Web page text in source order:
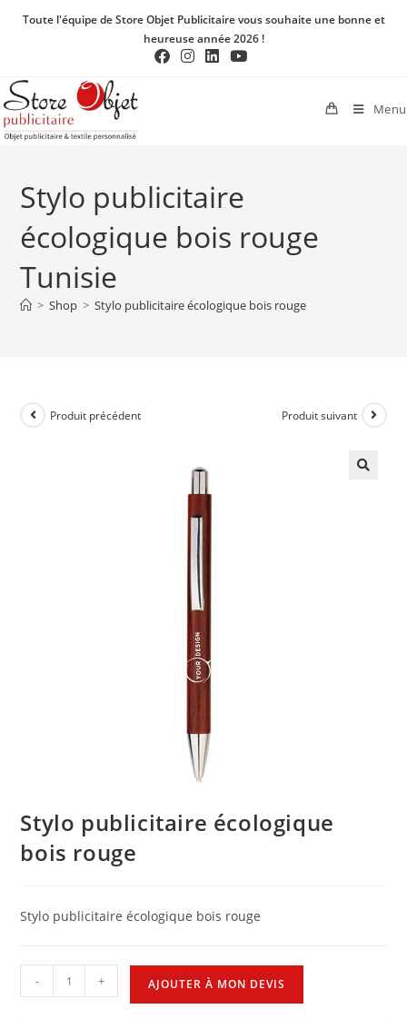
Toute l'équipe de Store Objet Publicitaire vous souhaite une bonne et
heureuse année 2026 !
Menu
Stylo publicitaire
écologique bois rouge
Tunisie
> Shop > Stylo publicitaire écologique bois rouge
Produit précédent Produit suivant
Stylo publicitaire écologique
bois rouge
Stylo publicitaire écologique bois rouge
- + AJOUTER À MON DEVIS